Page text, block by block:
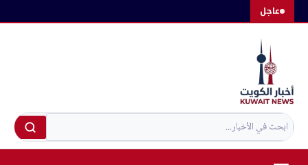
عاجلالتجاوز